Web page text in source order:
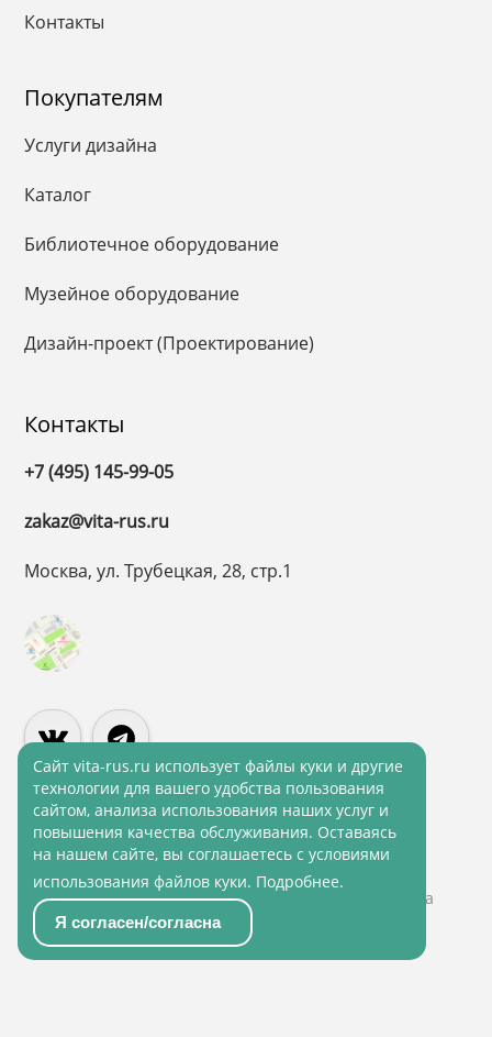
Контакты
Покупателям
Услуги дизайна
Каталог
Библиотечное оборудование
Музейное оборудование
Дизайн-проект (Проектирование)
Контакты
+7 (495) 145-99-05
zakaz@vita-rus.ru
Москва, ул. Трубецкая, 28, стр.1
© 2001 - 2026 ВитаРус. Информация сайта защищена
законом об авторских правах
© Разработка и Сопровождение сайта
Политика конфиденциальности
Политика обработки персональных данных
Cайт vita-rus.ru использует файлы куки и другие
технологии для вашего удобства пользования
сайтом, анализа использования наших услуг и
повышения качества обслуживания. Оставаясь
на нашем сайте, вы соглашаетесь с условиями
использования файлов куки. Подробнее.
Я согласен/согласна